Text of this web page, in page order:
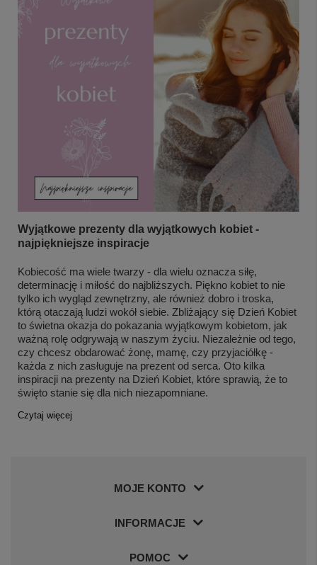
Wyjątkowe prezenty dla wyjątkowych kobiet -
najpiękniejsze inspiracje
Kobiecość ma wiele twarzy - dla wielu oznacza siłę,
determinację i miłość do najbliższych. Piękno kobiet to nie
tylko ich wygląd zewnętrzny, ale również dobro i troska,
którą otaczają ludzi wokół siebie. Zbliżający się Dzień Kobiet
to świetna okazja do pokazania wyjątkowym kobietom, jak
ważną rolę odgrywają w naszym życiu. Niezależnie od tego,
czy chcesz obdarować żonę, mamę, czy przyjaciółkę -
każda z nich zasługuje na prezent od serca. Oto kilka
inspiracji na prezenty na Dzień Kobiet, które sprawią, że to
święto stanie się dla nich niezapomniane.
Czytaj więcej
MOJE KONTO
INFORMACJE
POMOC